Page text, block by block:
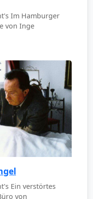
Im Hamburger
von Inge
Ein verstörtes
von